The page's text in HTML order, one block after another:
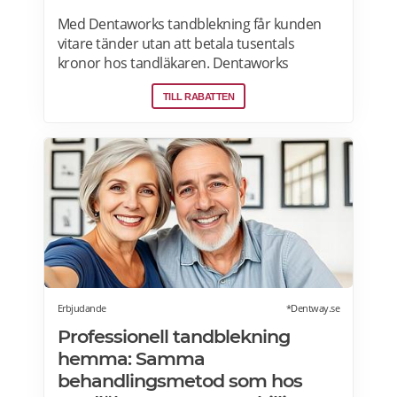
Med Dentaworks tandblekning får kunden
vitare tänder utan att betala tusentals
kronor hos tandläkaren. Dentaworks
erbjuder exklusiva produkter för vitare
tänder. Det är samma blekmetod som
peroxidfri och löser problem med ilningar
och sårigt tandkött som traditionella
blekmedel innehållande karbamidperoxid
och väteperoxid kan ge. Prenumerera på
Dentaworks nyhetsbrev och få 50 kr rabatt
(gäller beställningar över 300 kr).
Rabattkoden skickas direkt till din e-post.
TILL RABATTEN
Erbjudande *Dentway.se
Professionell tandblekning
hemma: Samma
behandlingsmetod som hos